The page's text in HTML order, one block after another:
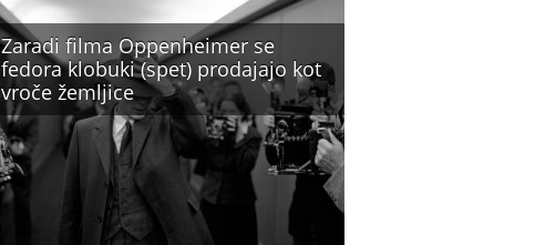
Zaradi filma Oppenheimer se
fedora klobuki (spet) prodajajo kot
vroče žemljice